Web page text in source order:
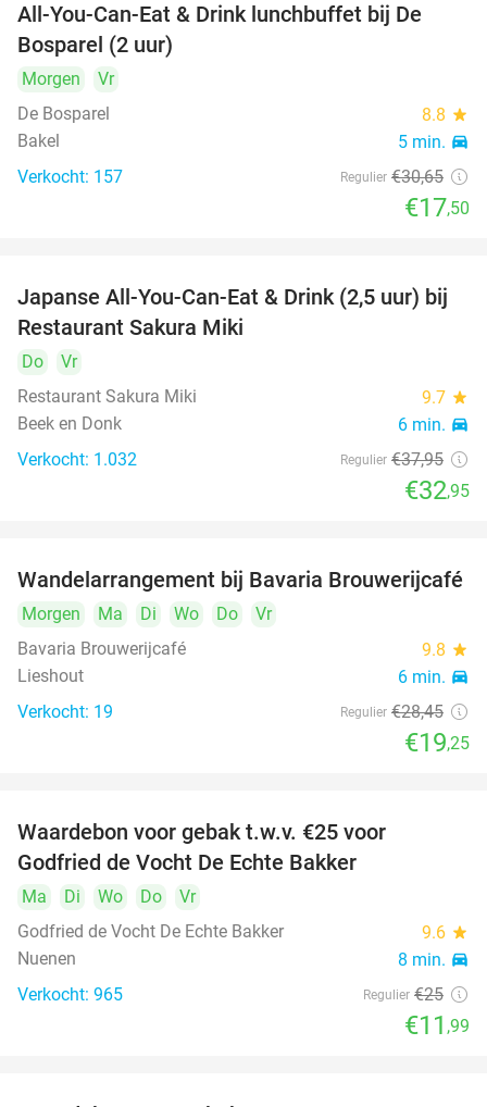
43%
All-You-Can-Eat & Drink lunchbuffet bij De
Bosparel (2 uur)
Morgen
Vr
De Bosparel
8.8 star
Bakel 5 min. directions_car
Verkocht: 157 Regulier €30,65
€17,50
13%
Japanse All-You-Can-Eat & Drink (2,5 uur) bij
Restaurant Sakura Miki
Do
Vr
Restaurant Sakura Miki
9.7 star
Beek en Donk 6 min. directions_car
Verkocht: 1.032 Regulier €37,95
€32,95
32%
Wandelarrangement bij Bavaria Brouwerijcafé
Morgen Ma Di Wo Do
Vr
Bavaria Brouwerijcafé
9.8 star
Lieshout 6 min. directions_car
Verkocht: 19 Regulier €28,45
€19,25
Waardebon voor gebak t.w.v. €25 voor
Godfried de Vocht De Echte Bakker
Ma Di Wo Do
Vr
Godfried de Vocht De Echte Bakker
9.6 star
Nuenen 8 min. directions_car
Verkocht: 965 Regulier €25
€11 ,99